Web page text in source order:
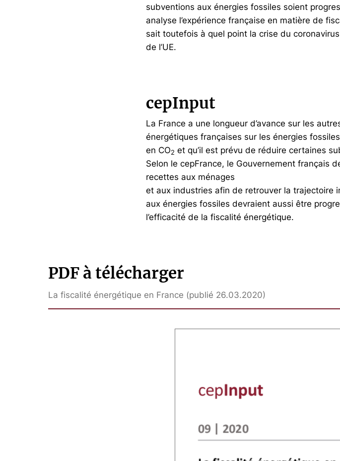
subventions aux énergies fossiles soient
analyse l’expérience française en matière de
sait toutefois à quel point la crise du
de l’UE.
cepInput
La France a une longueur d’avance sur les
énergétiques françaises sur les énergies
en CO2 et qu’il est prévu de réduire certaines
Selon le cepFrance, le Gouvernement français
recettes aux ménages
et aux industries afin de retrouver la trajectoire
aux énergies fossiles devraient aussi être
l’efficacité de la fiscalité énergétique.
PDF à télécharger
La fiscalité énergétique en France (publié 26.03.2020)